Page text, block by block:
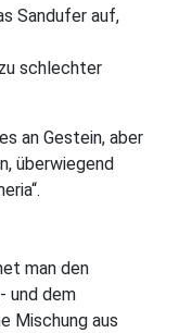
Sandufer auf,
schlechter
an Gestein, aber
überwiegend
man den
und dem
Mischung aus